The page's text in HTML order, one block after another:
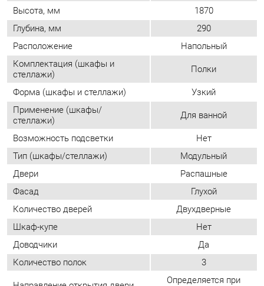
Форма (шкафы и стеллажи)
Узкий
Применение (шкафы/
стеллажи) Для ванной
Возможность подсветки
Нет
Тип (шкафы/стеллажи)
Модульный
Двери
Распашные
Фасад
Количество дверей
Двухдверные
Шкаф-купе
Нет
Доводчики
Да
Количество полок
3
Направление открытия двери Определяется при
сборке
Количество ящиков
2
ОТЗЫВЫ
Пока нет отзывов, поделитесь первым своим мнением.